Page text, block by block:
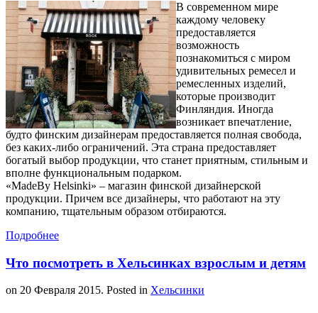
В современном мире
каждому человеку
предоставляется
возможность
познакомиться с миром
удивительных ремесел и
ремесленных изделий,
которые производит
Финляндия. Иногда
возникает впечатление,
будто финским дизайнерам предоставляется полная свобода,
без каких-либо ограничений. Эта страна предоставляет
богатый выбор продукции, что станет приятным, стильным и
вполне функциональным подарком.
«MadeBy Helsinki» – магазин финской дизайнерской
продукции. Причем все дизайнеры, что работают на эту
компанию, тщательным образом отбираются.
Подробнее
Что посмотреть в Хельсинках взрослым и детям
on 20 Февраля 2015. Posted in Хельсинки